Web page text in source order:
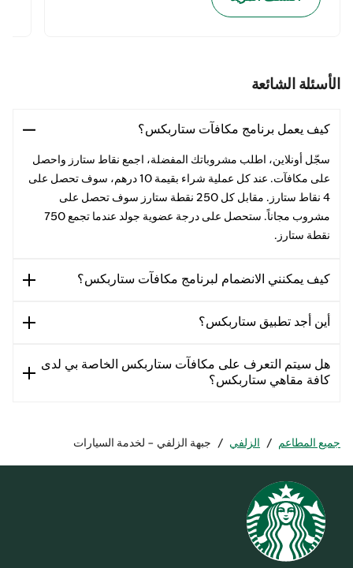
الأسئلة الشائعة
كيف يعمل برنامج مكافآت ستاربكس؟
سجّل أونلاين، اطلب مشروباتك المفضلة، اجمع نقاط ستارز واحصل
على مكافآت. عند كل عملية شراء بقيمة 10 درهم، سوف تحصل على
4 نقاط ستارز. مقابل كل 250 نقطة ستارز سوف تحصل على
مشروب مجاناً. ستحصل على درجة عضوية جولد عندما تجمع 750
نقطة ستارز.
كيف يمكنني الانضمام لبرنامج مكافآت ستاربكس؟
أين أجد تطبيق ستاربكس؟
هل سيتم التعرف على مكافآت ستاربكس الخاصة بي لدى
كافة مقاهي ستاربكس؟
جميع المطاعم / الزلفي / جبهة الزلفي - لخدمة السيارات